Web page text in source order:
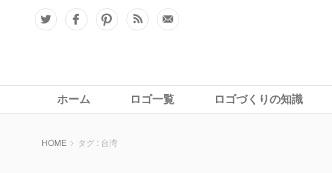
ホーム ロゴ一覧 ロゴづくりの知識
HOME タグ : 台湾